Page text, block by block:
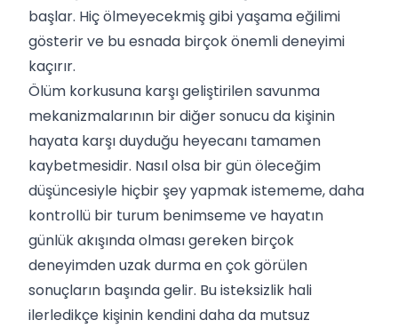
başlar. Hiç ölmeyecekmiş gibi yaşama eğilimi
gösterir ve bu esnada birçok önemli deneyimi
kaçırır.
Ölüm korkusuna karşı geliştirilen savunma
mekanizmalarının bir diğer sonucu da kişinin
hayata karşı duyduğu heyecanı tamamen
kaybetmesidir. Nasıl olsa bir gün öleceğim
düşüncesiyle hiçbir şey yapmak istememe, daha
kontrollü bir turum benimseme ve hayatın
günlük akışında olması gereken birçok
deneyimden uzak durma en çok görülen
sonuçların başında gelir. Bu isteksizlik hali
ilerledikçe kişinin kendini daha da mutsuz